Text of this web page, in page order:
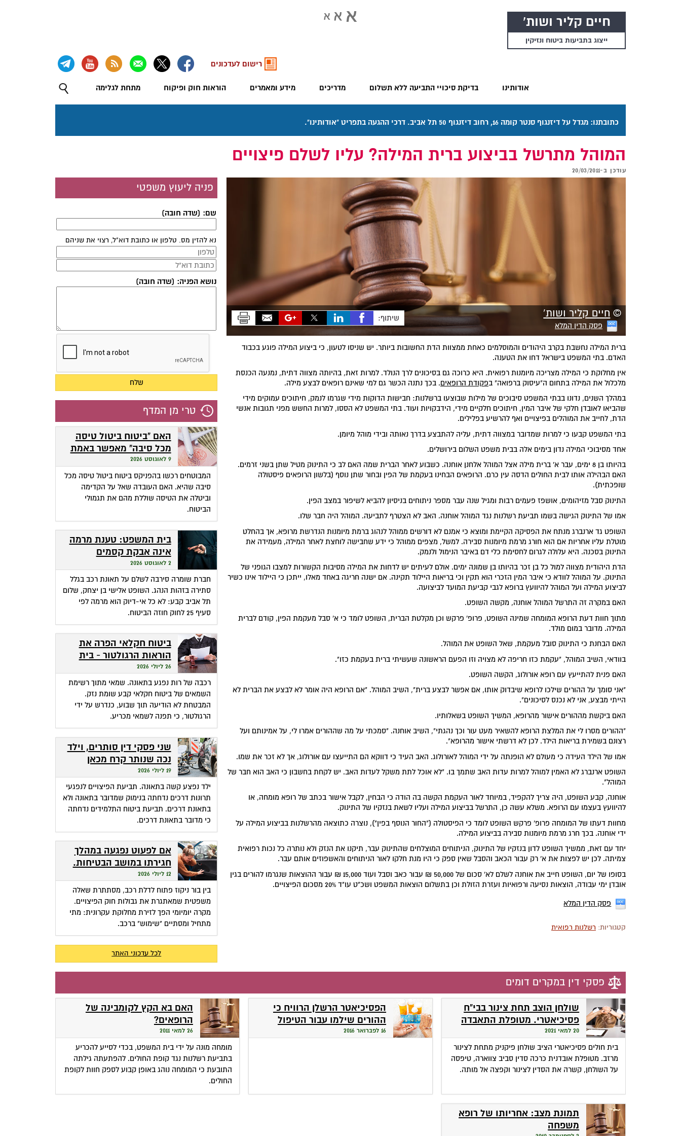
חיים קליר ושות'
ייצוג בתביעות ביטוח ונזיקין
אודותינו בדיקת סיכויי התביעה ללא תשלום מדריכים מידע ומאמרים הוראות חוק ופיקוח מתחת לגלימה
רישום לעדכונים
כתובתנו: מגדל על דיזנגוף סנטר קומה 16, רחוב דיזנגוף 50 תל אביב. דרכי ההגעה בתפריט "אודותינו".
המוהל מתרשל בביצוע ברית המילה? עליו לשלם פיצויים
עודכן ב-20/03/2011
© חיים קליר ושות'
פסק הדין המלא
שיתוף:
ברית המילה נחשבת בקרב היהודים והמוסלמים כאחת ממצוות הדת החשובות ביותר. יש שניסו לטעון, כי ביצוע המילה פוגע בכבוד
האדם. בתי המשפט בישראל דחו את הטענה.
אין מחלוקת כי המילה מצריכה מיומנות רפואית. היא כרוכה גם בסיכונים לרך הנולד. למרות זאת, בהיותה מצווה דתית, נמנעה הכנסת
מלכלול את המילה בתחום ה"עיסוק ברפואה" בפקודת הרופאים. בכך נתנה הכשר גם למי שאינם רופאים לבצע מילה.
במהלך השנים, נדונו בבתי המשפט סיבוכים של מילות שבוצעו ברשלנות: חבישות הדוקות מידי שגרמו לנמק, חיתוכים עמוקים מידי
שהביאו לאובדן חלקי של איבר המין, חיתוכים חלקיים מידי, הידבקויות ועוד. בתי המשפט לא הססו, למרות החשש מפני תגובות אנשי
הדת, לחייב את המוהלים בפיצויים ואף להרשיע בפלילים.
בתי המשפט קבעו כי למרות שמדובר במצווה דתית, עליה להתבצע בדרך נאותה ובידי מוהל מיומן.
אחד מסיבוכי המילה נדון בימים אלה בבית משפט השלום בירושלים.
בהיותו בן 8 ימים, עבר א' ברית מילה אצל המוהל אלחנן אוחנה. כשבוע לאחר הברית שמה האם לב כי התינוק מטיל שתן בשני זרמים.
האם הבהילה אותו לבית החולים הדסה עין כרם. הרופאים הבחינו בעקמת של הפין ובחור שתן נוסף (בלשון הרופאים פיסטולה
שופכתית).
התינוק סבל מזיהומים, אושפז פעמים רבות ומגיל שנה עבר מספר ניתוחים בניסיון להביא לשיפור במצב הפין.
אמו של התינוק הגישה בשמו תביעת רשלנות נגד המוהל אוחנה. האב לא הצטרף לתביעה. המוהל היה חבר שלו.
השופט גד ארנברג מנתח את הפסיקה הקיימת ומוצא כי אמנם לא דורשים ממוהל לנהוג ברמת מיומנות הנדרשת מרופא, אך בהחלט
מוטלת עליו אחריות אם הוא חורג מרמת מיומנות סבירה. למשל, מצפים ממוהל כי ידע שחבישה לוחצת לאחר המילה, מעמידה את
התינוק בסכנה. היא עלולה לגרום לחסימת כלי דם באיבר הנימול ולנמק.
הדת היהודית מצווה למול כל בן זכר בהיותו בן שמונה ימים. אולם לעיתים יש לדחות את המילה מסיבות הקשורות למצבו הגופני של
התינוק. על המוהל לוודא כי איבר המין הזכרי הוא תקין וכי בריאות היילוד תקינה. אם ישנה חריגה באחד מאלו, ייתכן כי היילוד אינו כשיר
לביצוע המילה ועל המוהל להיוועץ ברופא לגבי קביעת המועד לביצועה.
האם במקרה זה התרשל המוהל אוחנה, מקשה השופט.
מתוך חוות דעת הרופא המומחה שמינה השופט, פרופ' פרקש וכן מקלטת הברית, השופט לומד כי א' סבל מעקמת הפין, קודם לברית
המילה. מדובר במום מולד.
האם הבחנת כי התינוק סובל מעקמת, שאל השופט את המוהל.
בוודאי, השיב המוהל, "עקמת כזו חריפה לא מצויה וזו הפעם הראשונה שעשיתי ברית בעקמת כזו".
האם פנית להתייעץ עם רופא אורולוג, הקשה השופט.
"אני סומך על ההורים שילכו לרופא שיבדוק אותו, אם אפשר לבצע ברית", השיב המוהל. "אם הרופא היה אומר לא לבצע את הברית לא
הייתי מבצע, אני לא נכנס לסיכונים".
האם ביקשת מההורים אישור מהרופא, המשיך השופט בשאלותיו.
"ההורים מסרו לי את המלצת הרופא להשאיר מעט עור וכך נהגתי", השיב אוחנה. "סמכתי על מה שההורים אמרו לי, על אמינותם ועל
רצונם בשמירת בריאות הילד. לכן לא דרשתי אישור מהרופא".
אמו של הילד העידה כי מעולם לא הופנתה על ידי המוהל לאורולוג. האב העיד כי דווקא הם התייעצו עם אורולוג, אך לא זכר את שמו.
השופט ארנברג לא האמין למוהל למרות עדות האב שתמך בו. "לא אוכל לתת משקל לעדות האב. יש לקחת בחשבון כי האב הוא חבר של
המוהל".
אוחנה, קבע השופט, היה צריך להקפיד, במיוחד לאור העקמת הקשה בה הודה כי הבחין, לקבל אישור בכתב של רופא מומחה, או
להיוועץ בעצמו עם הרופא. משלא עשה כן, התרשל בביצוע המילה ועליו לשאת בנזקיו של התינוק.
מחוות דעתו של המומחה פרופ' פרקש השופט לומד כי הפיסטולה ("החור הנוסף בפין"), נוצרה כתוצאה מהרשלנות בביצוע המילה על
ידי אוחנה. בכך חרג מרמת מיומנות סבירה בביצוע המילה.
יחד עם זאת, ממשיך השופט לדון בנזקיו של התינוק, הניתוחים המוצלחים שהתינוק עבר, תיקנו את הנזק ולא נותרה כל נכות רפואית
צמיתה. לכן יש לפצות את א' רק עבור הכאב והסבל שאין ספק כי היו מנת חלקו לאור הניתוחים והאשפוזים אותם עבר.
בסופו של יום, השופט חייב את אוחנה לשלם לא' סכום של 50,000 ₪ עבור כאב וסבל ועוד 15,000 ₪ עבור ההוצאות שנגרמו להורים בגין
אובדן ימי עבודה, הוצאות נסיעה ורפואיות ועזרת הזולת וכן בתשלום הוצאות המשפט ושכ"ט עו"ד 20% מסכום הפיצויים.
פסק הדין המלא
קטגוריות: רשלנות רפואית
פניה ליעוץ משפטי
שם: (שדה חובה)
נא להזין מס. טלפון או כתובת דוא"ל, רצוי את שניהם
נושא הפניה: (שדה חובה)
טרי מן המדף
האם "ביטוח ביטול טיסה
מכל סיבה" מאפשר באמת
ביטול מכל סיבה?
9 לאוגוסט 2026
המבוטחים רכשו בהפניקס ביטוח ביטול טיסה מכל
סיבה שהיא. האם העובדה שאל על הקדימה
וביטלה את הטיסה שוללת מהם את תגמולי
הביטוח.
בית המשפט: טענת מרמה
אינה אבקת קסמים
שהופכת אי-דיוק לפטור
מתשלום
2 לאוגוסט 2026
חברת שומרה סירבה לשלם על תאונת רכב בגלל
סתירה בזהות הנהג. השופט אלישי בן יצחק, שלום
תל אביב קבע: לא כל אי-דיוק הוא מרמה לפי
סעיף 25 לחוק חוזה הביטוח.
ביטוח חקלאי הפרה את
הוראות הרגולטור - בית
המשפט חילץ אותה
26 ליולי 2026
רכבה של רות נפגע בתאונה. שמאי מתוך רשימת
השמאים של ביטוח חקלאי קבע שומת נזק.
המבטחת לא הודיעה תוך שבוע, כנדרש על ידי
הרגולטור, כי תפנה לשמאי מכריע.
שני פסקי דין סותרים, וילד
נכה שנותר קרח מכאן
ומכאן
19 ליולי 2026
ילד נפצע קשה בתאונה. תביעת הפיצויים לנפגעי
תרונות דרכים נדחתה בנימוק שמדובר בתאונה ולא
בתאונת דרכים. תביעת ביטוח התלמידים נדחתה
כי מדובר בתאונת דרכים.
אם לפעוט נפגעה במהלך
חגירתו במושב הבטיחות.
האם זכאית לפיצויים?
12 ליולי 2026
בין בור ניקוז פתוח לדלת רכב, מסתתרת שאלה
משפטית שמאתגרת את גבולות חוק הפיצויים.
מקרה יומיומי הפך לזירת מחלוקת עקרונית: מתי
מתחיל ומסתיים "שימוש" ברכב.
לכל עדכוני האתר
פסקי דין במקרים דומים
שולחן הוצב תחת צינור בבי"ח
פסיכיאטרי. מטופלת התאבדה
עליו בתלייה. העליון: מיקום
השולחן "סביר ונבון"
20 למאי 2021
בית חולים פסיכיאטרי הציב שולחן פיקניק מתחת לצינור
מרזב. מטופלת אובדנית כרכה סדין סביב צווארה, טיפסה
על השולחן, קשרה את הסדין לצינור וקפצה אל מותה.
הפסיכיאטר הרשלן הרוויח כי
ההורים שילמו עבור הטיפול
16 לפברואר 2016
האם בא הקץ לקומבינה של
הרופאים?
26 למאי 2011
מומחה מונה על ידי בית המשפט, בכדי לסייע להכריע
בתביעת רשלנות נגד קופת החולים. להפתעתה גילתה
התובעת כי המומחה נוהג באופן קבוע לספק חוות לקופת
החולים.
תמונת מצב: אחריותו של רופא
משפחה